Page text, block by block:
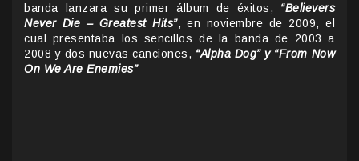
banda lanzara su primer álbum de éxitos, “Believers
Never Die – Greatest Hits”, en noviembre de 2009, el
cual presentaba los sencillos de la banda de 2003 a
2008 y dos nuevas canciones, “Alpha Dog” y “From Now
On We Are Enemies”